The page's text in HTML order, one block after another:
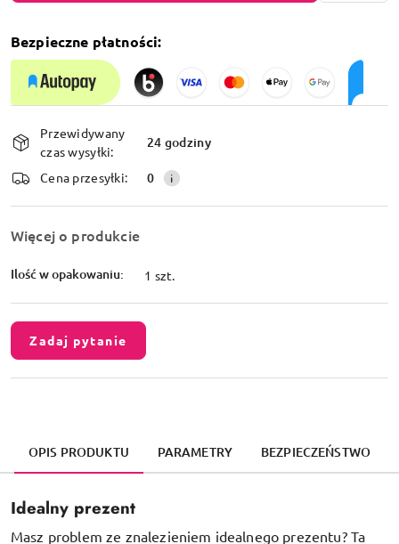
Bezpieczne płatności:
Dostępność
i
dostawa
Przewidywany
czas wysyłki:
24 godziny
Cena przesyłki: 0
Więcej o produkcie
Ilość w opakowaniu: 1 szt.
Zadaj pytanie
OPIS PRODUKTU PARAMETRY BEZPIECZEŃSTWO
Idealny prezent
Masz problem ze znalezieniem idealnego prezentu? Ta